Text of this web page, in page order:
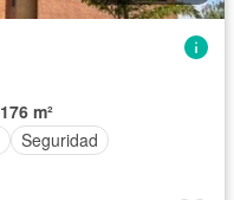
176 m²
Seguridad